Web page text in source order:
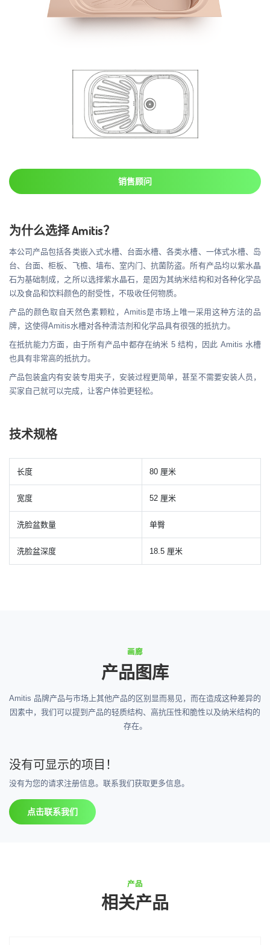
销售顾问
为什么选择 Amitis？
本公司产品包括各类嵌入式水槽、台面水槽、各类水槽、一体式水槽、岛
台、台面、柜板、飞檐、墙布、室内门、抗菌防盗。所有产品均以紫水晶
石为基础制成，之所以选择紫水晶石，是因为其纳米结构和对各种化学品
以及食品和饮料颜色的耐受性，不吸收任何物质。
产品的颜色取自天然色素颗粒，Amitis是市场上唯一采用这种方法的品
牌，这使得Amitis水槽对各种清洁剂和化学品具有很强的抵抗力。
在抵抗能力方面，由于所有产品中都存在纳米 5 结构，因此 Amitis 水槽
也具有非常高的抵抗力。
产品包装盒内有安装专用夹子，安装过程更简单，甚至不需要安装人员，
买家自己就可以完成，让客户体验更轻松。
技术规格
长度 80 厘米
宽度 52 厘米
洗脸盆数量 单臀
洗脸盆深度 18.5 厘米
画廊
产品图库
Amitis 品牌产品与市场上其他产品的区别显而易见，而在造成这种差异的
因素中，我们可以提到产品的轻质结构、高抗压性和脆性以及纳米结构的
存在。
没有可显示的项目！
没有为您的请求注册信息。联系我们获取更多信息。
点击联系我们
产品
相关产品